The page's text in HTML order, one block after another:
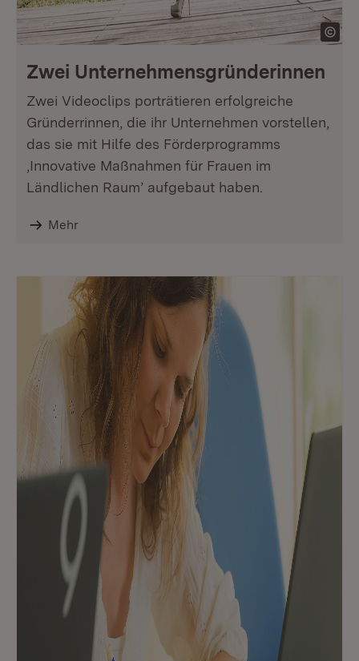
Zwei Unternehmens­gründerinnen
Zwei Videoclips porträtieren erfolgreiche
Gründerrinnen, die ihr Unternehmen vorstellen,
das sie mit Hilfe des Förderprogramms
,Innovative Maßnahmen für Frauen im
Ländlichen Raum’ aufgebaut haben.
Mehr